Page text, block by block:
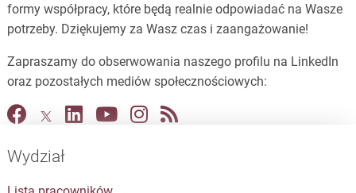
formy współpracy, które będą realnie odpowiadać na Wasze
potrzeby. Dziękujemy za Wasz czas i zaangażowanie!
Zapraszamy do obserwowania naszego profilu na LinkedIn
oraz pozostałych mediów społecznościowych:
Wydział